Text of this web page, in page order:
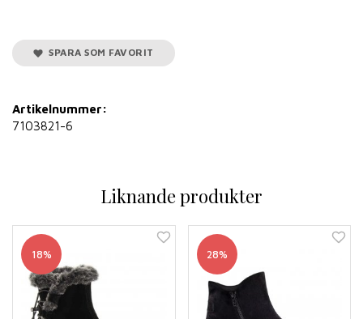
SPARA SOM FAVORIT
Artikelnummer:
7103821-6
Liknande produkter
18% 28%